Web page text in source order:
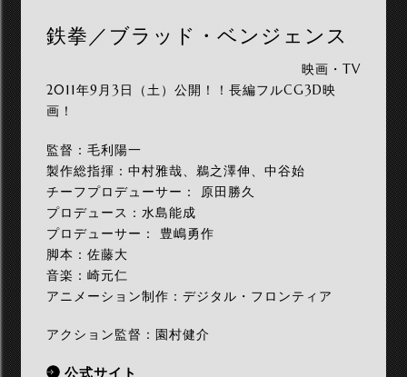
鉄拳／ブラッド・ベンジェンス
映画・TV
2011年9月3日（土）公開！！長編フルCG3D映
画！
監督：毛利陽一
製作総指揮：中村雅哉、鵜之澤伸、中谷始
チーフプロデューサー： 原田勝久
プロデュース：水島能成
プロデューサー： 豊嶋勇作
脚本：佐藤大
音楽：崎元仁
アニメーション制作：デジタル・フロンティア
アクション監督：園村健介
公式サイト